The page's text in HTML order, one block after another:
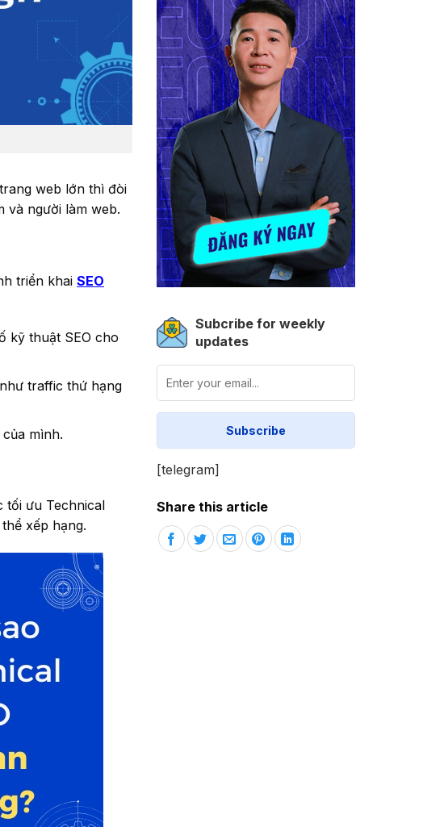
web lớn thì đòi
và người làm web.
triển khai SEO
kỹ thuật SEO cho
traffic thứ hạng
mình.
tối ưu Technical
xếp hạng.
Subcribe for weekly
updates
[telegram]
Share this article